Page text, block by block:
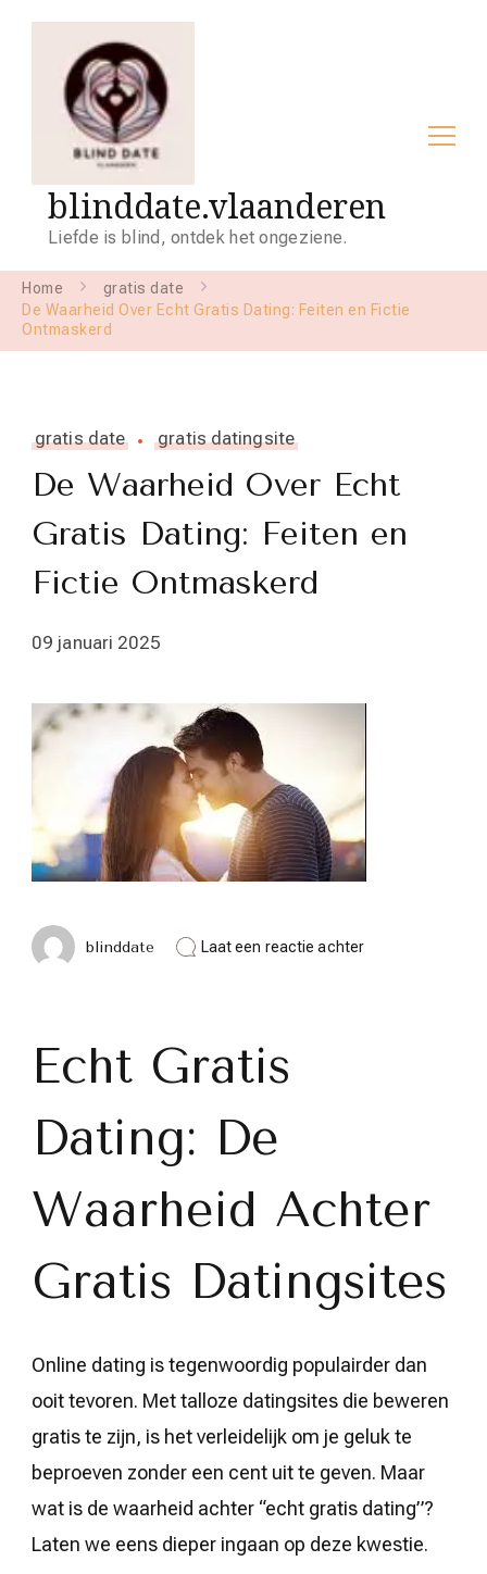
blinddate.vlaanderen
Liefde is blind, ontdek het ongeziene.
Home
gratis date
De Waarheid Over Echt Gratis Dating: Feiten en Fictie
Ontmaskerd
gratis date gratis datingsite
De Waarheid Over Echt
Gratis Dating: Feiten en
Fictie Ontmaskerd
09 januari 2025
blinddate Laat een reactie achterop
Echt Gratis
Dating: De
Waarheid Achter
Gratis Datingsites
Online dating is tegenwoordig populairder dan
ooit tevoren. Met talloze datingsites die beweren
gratis te zijn, is het verleidelijk om je geluk te
beproeven zonder een cent uit te geven. Maar
wat is de waarheid achter “echt gratis dating”?
Laten we eens dieper ingaan op deze kwestie.